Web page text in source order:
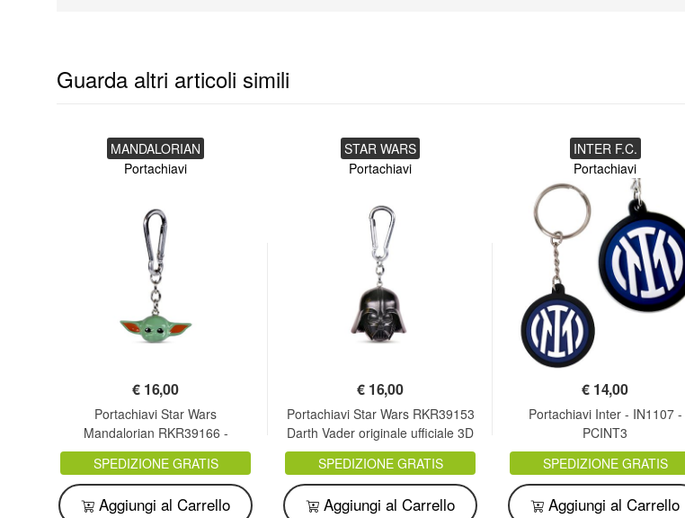
Guarda altri articoli simili
MANDALORIAN
Portachiavi
€ 16,00
Portachiavi Star Wars
Mandalorian RKR39166 -
PCSWM7
SPEDIZIONE GRATIS
Aggiungi al Carrello
STAR WARS
Portachiavi
€ 16,00
Portachiavi Star Wars RKR39153
Darth Vader originale ufficiale 3D
SPEDIZIONE GRATIS
Aggiungi al Carrello
INTER F.C.
Portachiavi
€ 14,00
Portachiavi Inter - IN1107 -
PCINT3
SPEDIZIONE GRATIS
Aggiungi al Carrello